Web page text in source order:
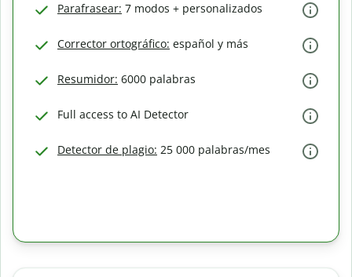
Parafrasear: 7 modos + personalizados
Corrector ortográfico: español y más
Resumidor: 6000 palabras
Full access to AI Detector
Detector de plagio: 25 000 palabras/mes